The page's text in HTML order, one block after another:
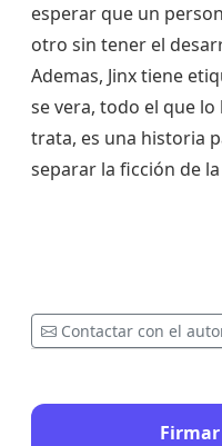
esperar que un
otro sin tener el
Ademas, Jinx tiene
se vera, todo el que
trata, es una historia
separar la ficción de
Contactar con el